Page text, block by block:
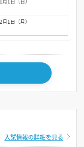
1日（月）
入試情報の詳細を見る